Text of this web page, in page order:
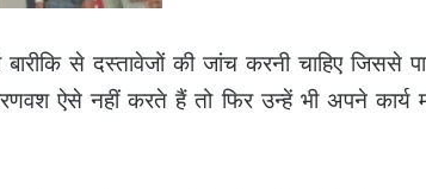
से दस्तावेजों की जांच करनी चाहिए जिससे
ऐसे नहीं करते हैं तो फिर उन्हें भी अपने